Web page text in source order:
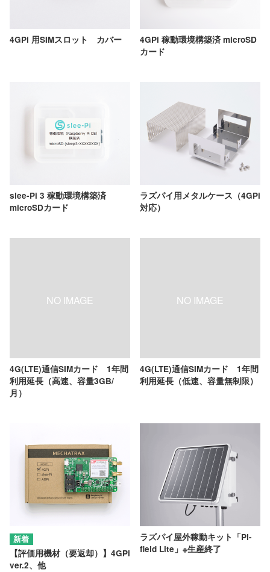
4GPi 用SIMスロット カバー
4GPi 稼動環境構築済 microSD
カード
slee-Pi 3 稼動環境構築済
microSDカード
ラズパイ用メタルケース（4GPi
対応）
4G(LTE)通信SIMカード 1年間
利用延長（高速、容量3GB/
月）
4G(LTE)通信SIMカード 1年間
利用延長（低速、容量無制限）
【評価用機材（要返却）】4GPi
ver.2、他
ラズパイ屋外稼動キット「Pi-
field Lite」※生産終了